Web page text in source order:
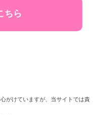
ちら
がけていますが、当サイトでは責